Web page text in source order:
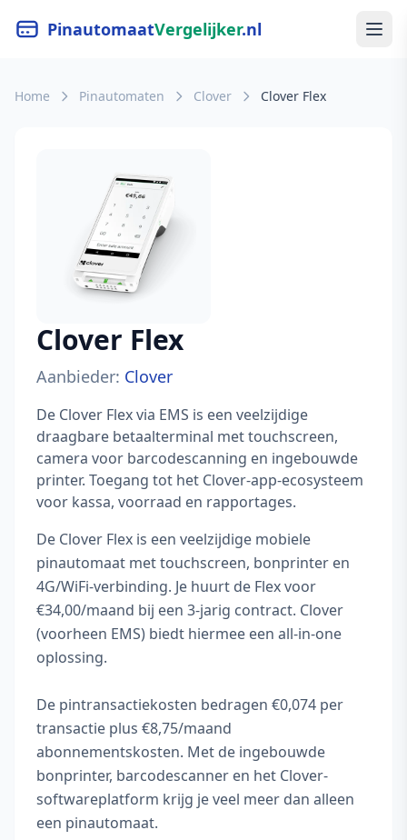
PinautomaatVergelijker.nl
Home Pinautomaten Clover Clover Flex
Clover Flex
Aanbieder: Clover
De Clover Flex via EMS is een veelzijdige
draagbare betaalterminal met touchscreen,
camera voor barcodescanning en ingebouwde
printer. Toegang tot het Clover-app-ecosysteem
voor kassa, voorraad en rapportages.
De Clover Flex is een veelzijdige mobiele
pinautomaat met touchscreen, bonprinter en
4G/WiFi-verbinding. Je huurt de Flex voor
€34,00/maand bij een 3-jarig contract. Clover
(voorheen EMS) biedt hiermee een all-in-one
oplossing.
De pintransactiekosten bedragen €0,074 per
transactie plus €8,75/maand
abonnementskosten. Met de ingebouwde
bonprinter, barcodescanner en het Clover-
softwareplatform krijg je veel meer dan alleen
een pinautomaat.